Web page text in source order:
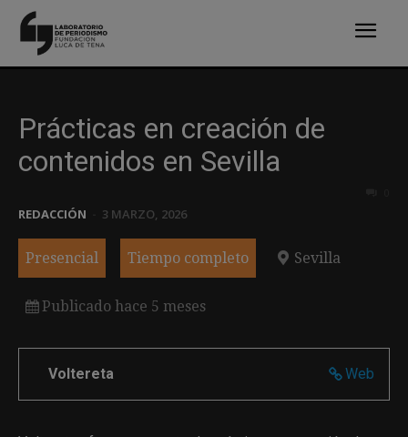
Prácticas en creación de
contenidos en Sevilla
REDACCIÓN 3 MARZO, 2026
Presencial Tiempo completo Sevilla
Publicado hace 5 meses
Web
Voltereta